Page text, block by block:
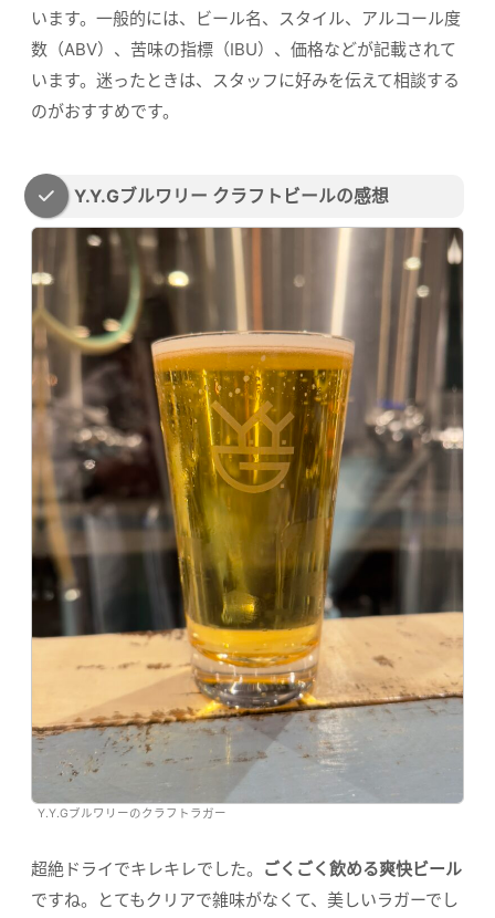
います。一般的には、ビール名、スタイル、アルコール度
数（ABV）、苦味の指標（IBU）、価格などが記載されて
います。迷ったときは、スタッフに好みを伝えて相談する
のがおすすめです。
Y.Y.Gブルワリー クラフトビールの感想
Y.Y.Gブルワリーのクラフトラガー
超絶ドライでキレキレでした。
ごくごく飲める爽快ビール
ですね。とてもクリアで雑味がなくて、美しいラガーでし